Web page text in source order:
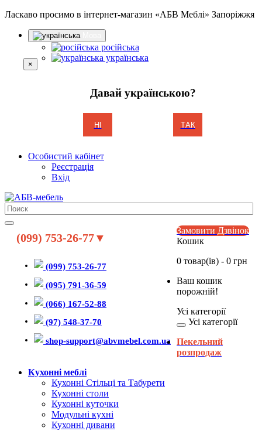
Ласкаво просимо в інтернет-магазин «АБВ Меблі» Запоріжжя
російська
українська
×
Давай українською?
НІ ТАК
Особистий кабінет
Реєстрація
Вхід
(099) 753-26-77▼
(099) 753-26-77
(095) 791-36-59
(066) 167-52-88
(97) 548-37-70
shop-support@abvmebel.com.ua
Замовити Дзвінок
Кошик
0 товар(ів) - 0 грн
Ваш кошик
порожній!
Усі категорії
Усі категорії
Пекельний
розпродаж
Кухонні меблі
Кухонні Стільці та Табурети
Кухонні столи
Кухонні куточки
Модульні кухні
Кухонні дивани